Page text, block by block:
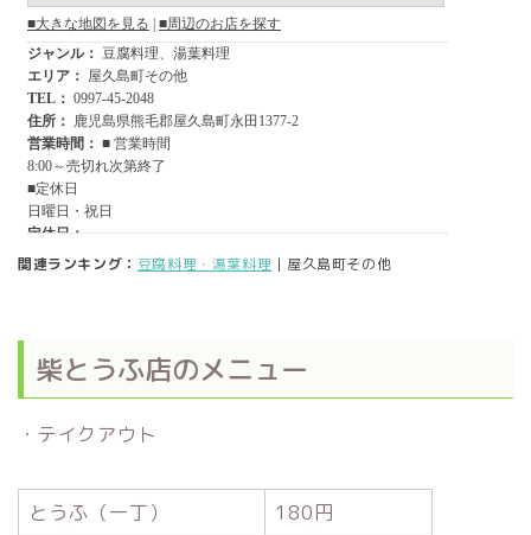
関連ランキング： 豆腐料理・湯葉料理 | 屋久島町その他
柴とうふ店のメニュー
・テイクアウト
とうふ（一丁） 180円